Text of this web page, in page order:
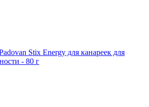
Stix Energy для канареек для
- 80 г